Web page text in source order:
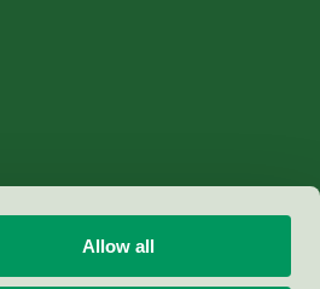
Allow all